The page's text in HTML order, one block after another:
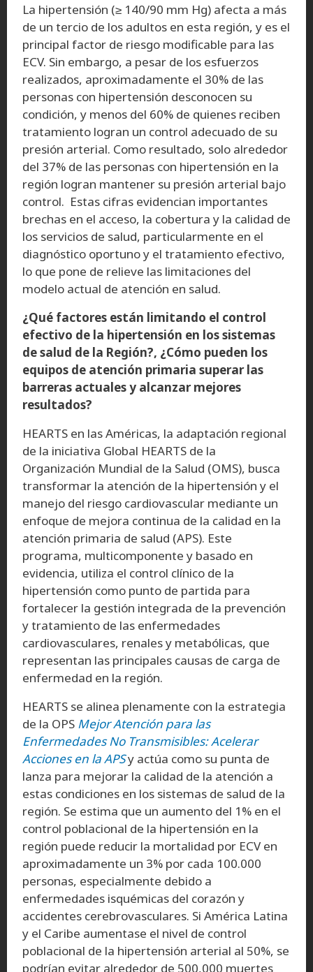
La hipertensión (≥ 140/90 mm Hg) afecta a más
de un tercio de los adultos en esta región, y es el
principal factor de riesgo modificable para las
ECV. Sin embargo, a pesar de los esfuerzos
realizados, aproximadamente el 30% de las
personas con hipertensión desconocen su
condición, y menos del 60% de quienes reciben
tratamiento logran un control adecuado de su
presión arterial. Como resultado, solo alrededor
del 37% de las personas con hipertensión en la
región logran mantener su presión arterial bajo
control. Estas cifras evidencian importantes
brechas en el acceso, la cobertura y la calidad de
los servicios de salud, particularmente en el
diagnóstico oportuno y el tratamiento efectivo,
lo que pone de relieve las limitaciones del
modelo actual de atención en salud.
¿Qué factores están limitando el control
efectivo de la hipertensión en los sistemas
de salud de la Región?, ¿Cómo pueden los
equipos de atención primaria superar las
barreras actuales y alcanzar mejores
resultados?
HEARTS en las Américas, la adaptación regional
de la iniciativa Global HEARTS de la
Organización Mundial de la Salud (OMS), busca
transformar la atención de la hipertensión y el
manejo del riesgo cardiovascular mediante un
enfoque de mejora continua de la calidad en la
atención primaria de salud (APS). Este
programa, multicomponente y basado en
evidencia, utiliza el control clínico de la
hipertensión como punto de partida para
fortalecer la gestión integrada de la prevención
y tratamiento de las enfermedades
cardiovasculares, renales y metabólicas, que
representan las principales causas de carga de
enfermedad en la región.
HEARTS se alinea plenamente con la estrategia
de la OPS Mejor Atención para las
Enfermedades No Transmisibles: Acelerar
Acciones en la APSy actúa como su punta de
lanza para mejorar la calidad de la atención a
estas condiciones en los sistemas de salud de la
región. Se estima que un aumento del 1% en el
control poblacional de la hipertensión en la
región puede reducir la mortalidad por ECV en
aproximadamente un 3% por cada 100.000
personas, especialmente debido a
enfermedades isquémicas del corazón y
accidentes cerebrovasculares. Si América Latina
y el Caribe aumentase el nivel de control
poblacional de la hipertensión arterial al 50%, se
podrían evitar alrededor de 500,000 muertes